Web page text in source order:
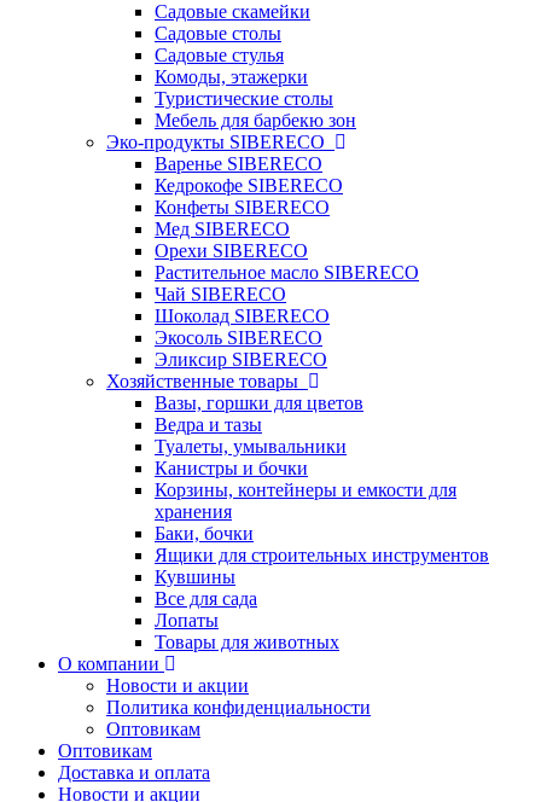
Садовые скамейки
Садовые столы
Садовые стулья
Комоды, этажерки
Туристические столы
Мебель для барбекю зон
Эко-продукты SIBERECO
Варенье SIBERECO
Кедрокофе SIBERECO
Конфеты SIBERECO
Мед SIBERECO
Орехи SIBERECO
Растительное масло SIBERECO
Чай SIBERECO
Шоколад SIBERECO
Экосоль SIBERECO
Эликсир SIBERECO
Хозяйственные товары
Вазы, горшки для цветов
Ведра и тазы
Туалеты, умывальники
Канистры и бочки
Корзины, контейнеры и емкости для
хранения
Баки, бочки
Ящики для строительных инструментов
Кувшины
Все для сада
Лопаты
Товары для животных
О компании
Новости и акции
Политика конфиденциальности
Оптовикам
Оптовикам
Доставка и оплата
Новости и акции